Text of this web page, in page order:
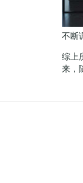
不断
综上
来，